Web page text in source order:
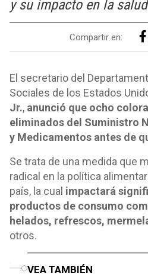
y su impacto en la
Compartir en:
El secretario del
Sociales de los Estados
Jr., anunció que ocho
eliminados del Suministro
y Medicamentos antes de
Se trata de una medida que
radical en la política
país, la cual impactará
productos de consumo
helados, refrescos,
otros.
VEA TAMBIÉN